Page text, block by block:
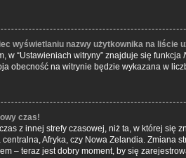
wyświetlaniu nazwy użytkownika na liście
w “Ustawieniach witryny” znajduje się funkcja
obecność na witrynie będzie wykazana w
czas!
z innej strefy czasowej, niż ta, w której się
Afryka, czy Nowa Zelandia. Zmiana
– teraz jest dobry moment, by się